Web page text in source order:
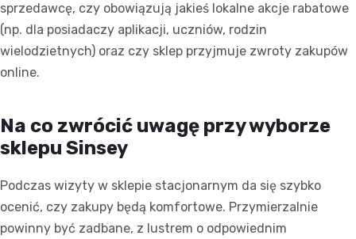
sprzedawcę, czy obowiązują jakieś lokalne akcje rabatowe
(np. dla posiadaczy aplikacji, uczniów, rodzin
wielodzietnych) oraz czy sklep przyjmuje zwroty zakupów
online.
Na co zwrócić uwagę przy wyborze
sklepu Sinsey
Podczas wizyty w sklepie stacjonarnym da się szybko
ocenić, czy zakupy będą komfortowe. Przymierzalnie
powinny być zadbane, z lustrem o odpowiednim